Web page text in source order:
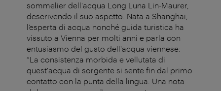
sommelier dell'acqua Long Luna Lin-Maurer,
descrivendo il suo aspetto. Nata a Shanghai,
l’esperta di acqua nonché guida turistica ha
vissuto a Vienna per molti anni e parla con
entusiasmo del gusto dell'acqua viennese:
“La consistenza morbida e vellutata di
quest'acqua di sorgente si sente fin dal primo
contatto con la punta della lingua. Una nota